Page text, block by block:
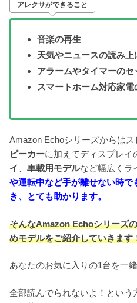
アレクサができること
音楽の再生
天気やニュースの読み上
アラームやタイマーのセ
スマートホーム対応家
Amazon Echoシリーズからは
ピーカーに加えてディスプレイ
イ
車載用モデルなど幅広くラ
や運転中など手が離せない時
き、とても助かります。
そんなAmazon Echoシリーズ
めモデルをご紹介していきます
あなたのお気に入りの1台を一
全部読んでられないよ！という